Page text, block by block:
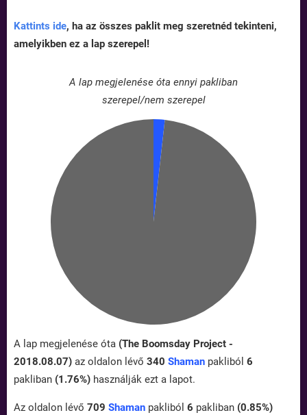
Kattints ide, ha az összes paklit meg szeretnéd tekinteni,
amelyikben ez a lap szerepel!
A lap megjelenése óta ennyi pakliban
szerepel/nem szerepel
A lap megjelenése óta (The Boomsday Project -
2018.08.07) az oldalon lévő 340 Shaman pakliból 6
pakliban (1.76%) használják ezt a lapot.
Az oldalon lévő 709 Shaman pakliból 6 pakliban (0.85%)